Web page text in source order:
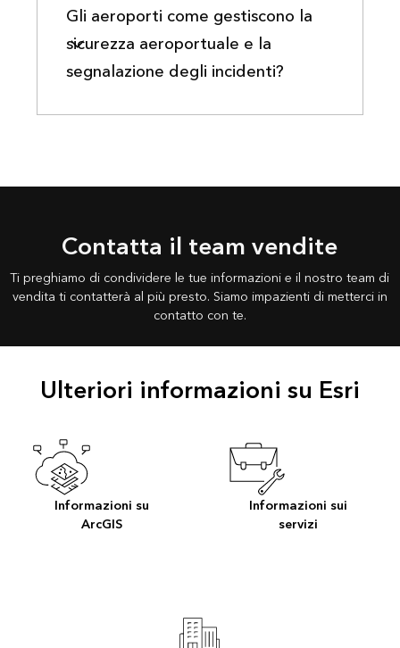
Gli aeroporti come gestiscono la
sicurezza aeroportuale e la
segnalazione degli incidenti?
Contatta il team vendite
Ti preghiamo di condividere le tue informazioni e il nostro team di
vendita ti contatterà al più presto. Siamo impazienti di metterci in
contatto con te.
Ulteriori informazioni su Esri
Informazioni su
ArcGIS
Informazioni sui
servizi